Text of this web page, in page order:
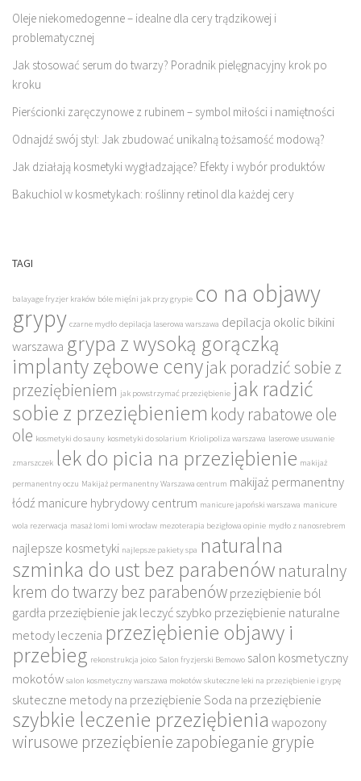
Oleje niekomedogenne – idealne dla cery trądzikowej i
problematycznej
Jak stosować serum do twarzy? Poradnik pielęgnacyjny krok po
kroku
Pierścionki zaręczynowe z rubinem – symbol miłości i namiętności
Odnajdź swój styl: Jak zbudować unikalną tożsamość modową?
Jak działają kosmetyki wygładzające? Efekty i wybór produktów
Bakuchiol w kosmetykach: roślinny retinol dla każdej cery
TAGI
balayage fryzjer kraków bóle mięśni jak przy grypie co na objawy
grypy czarne mydło depilacja laserowa warszawa depilacja okolic bikini
warszawa grypa z wysoką gorączką
implanty zębowe cenyjak poradzić sobie z
przeziębieniem jak powstrzymać przeziębienie jak radzić
sobie z przeziębieniem kody rabatowe ole
ole kosmetyki do sauny kosmetyki do solarium Kriolipoliza warszawa laserowe usuwanie
zmarszczek lek do picia na przeziębienie makijaż
permanentny oczu Makijaż permanentny Warszawa centrum makijaż permanentny
łódź manicure hybrydowy centrum manicure japoński warszawa manicure
wola rezerwacja masaż lomi lomi wrocław mezoterapia bezigłowa opinie mydło z nanosrebrem
najlepsze kosmetyki najlepsze pakiety spa naturalna
szminka do ust bez parabenów naturalny
krem do twarzy bez parabenówprzeziębienie ból
gardła przeziębienie jak leczyć szybko przeziębienie naturalne
metody leczenia przeziębienie objawy i
przebieg rekonstrukcja joico Salon fryzjerski Bemowo salon kosmetyczny
mokotów salon kosmetyczny warszawa mokotów skuteczne leki na przeziębienie i grypę
skuteczne metody na przeziębienieSoda na przeziębienie
szybkie leczenie przeziębienia wapozony
wirusowe przeziębieniezapobieganie grypie